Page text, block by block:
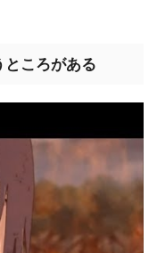
ところがある